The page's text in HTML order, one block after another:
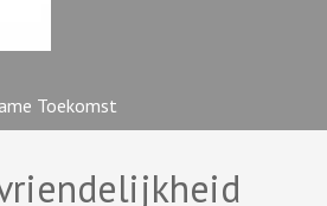
Toekomst